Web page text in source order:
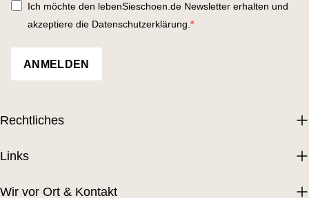
Ich möchte den lebenSieschoen.de Newsletter erhalten und
akzeptiere die Datenschutzerklärung.
ANMELDEN
Rechtliches
Links
Wir vor Ort & Kontakt